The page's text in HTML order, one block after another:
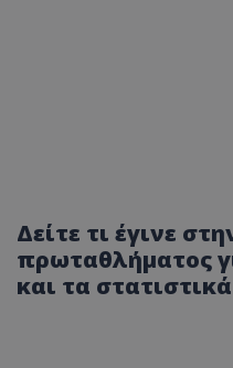
Δείτε τι έγινε
πρωταθλήματος
και τα